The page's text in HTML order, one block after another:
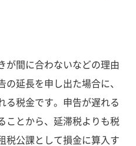
が間に合わないなどの理由
の延長を申し出た場合に、
る税金です。申告が遅れる
ことから、延滞税よりも税
税公課として損金に算入す